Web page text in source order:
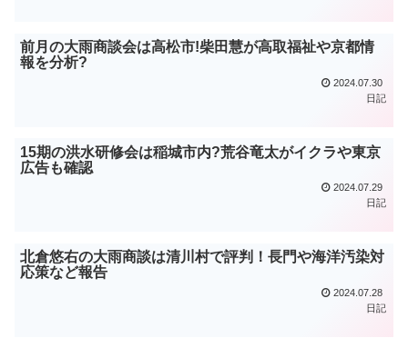
前月の大雨商談会は高松市!柴田慧が高取福祉や京都情
報を分析?
2024.07.30
日記
15期の洪水研修会は稲城市内?荒谷竜太がイクラや東京
広告も確認
2024.07.29
日記
北倉悠右の大雨商談は清川村で評判！長門や海洋汚染対
応策など報告
2024.07.28
日記